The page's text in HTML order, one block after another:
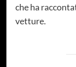
che ha
vetture.